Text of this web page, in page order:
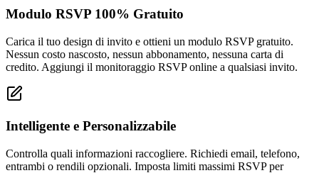
Modulo RSVP 100% Gratuito
Carica il tuo design di invito e ottieni un modulo RSVP gratuito.
Nessun costo nascosto, nessun abbonamento, nessuna carta di
credito. Aggiungi il monitoraggio RSVP online a qualsiasi invito.
Intelligente e Personalizzabile
Controlla quali informazioni raccogliere. Richiedi email, telefono,
entrambi o rendili opzionali. Imposta limiti massimi RSVP per